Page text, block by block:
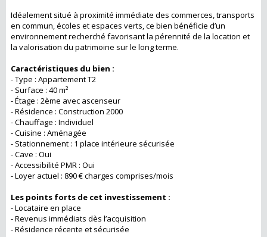
Idéalement situé à proximité immédiate des commerces, transports
en commun, écoles et espaces verts, ce bien bénéficie d’un
environnement recherché favorisant la pérennité de la location et
la valorisation du patrimoine sur le long terme.
Caractéristiques du bien :
- Type : Appartement T2
- Surface : 40 m²
- Étage : 2ème avec ascenseur
- Résidence : Construction 2000
- Chauffage : Individuel
- Cuisine : Aménagée
- Stationnement : 1 place intérieure sécurisée
- Cave : Oui
- Accessibilité PMR : Oui
- Loyer actuel : 890 € charges comprises/mois
Les points forts de cet investissement :
- Locataire en place
- Revenus immédiats dès l’acquisition
- Résidence récente et sécurisée